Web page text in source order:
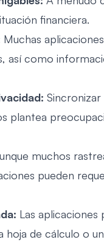
financiera.
Muchas
así como
plantea
muchos
pueden
Las
hoja de cálculo o